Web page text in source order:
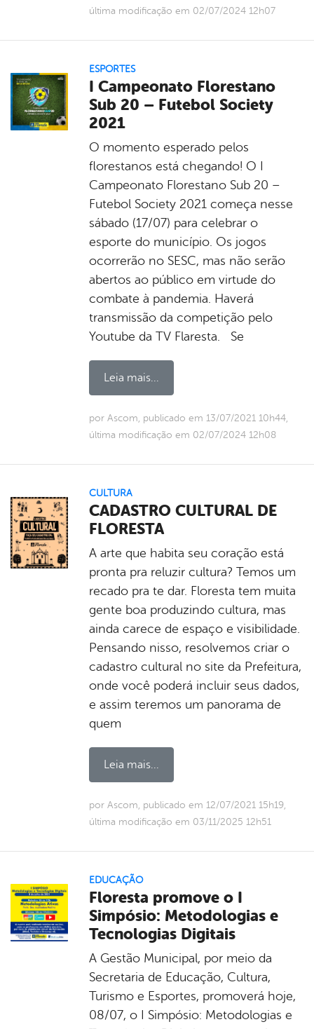
última modificação em 02/07/2024 12h07
ESPORTES
I Campeonato Florestano
Sub 20 – Futebol Society
2021
O momento esperado pelos
florestanos está chegando! O I
Campeonato Florestano Sub 20 –
Futebol Society 2021 começa nesse
sábado (17/07) para celebrar o
esporte do município. Os jogos
ocorrerão no SESC, mas não serão
abertos ao público em virtude do
combate à pandemia. Haverá
transmissão da competição pelo
Youtube da TV Flaresta. Se
Leia mais...
por Ascom, publicado em 13/07/2021 10h44,
última modificação em 02/07/2024 12h08
CULTURA
CADASTRO CULTURAL DE
FLORESTA
A arte que habita seu coração está
pronta pra reluzir cultura? Temos um
recado pra te dar. Floresta tem muita
gente boa produzindo cultura, mas
ainda carece de espaço e visibilidade.
Pensando nisso, resolvemos criar o
cadastro cultural no site da Prefeitura,
onde você poderá incluir seus dados,
e assim teremos um panorama de
quem
Leia mais...
por Ascom, publicado em 12/07/2021 15h19,
última modificação em 03/11/2025 12h51
EDUCAÇÃO
Floresta promove o I
Simpósio: Metodologias e
Tecnologias Digitais
A Gestão Municipal, por meio da
Secretaria de Educação, Cultura,
Turismo e Esportes, promoverá hoje,
08/07, o I Simpósio: Metodologias e